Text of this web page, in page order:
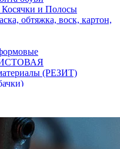
Косячки и Полосы
обтяжка, воск, картон,
(РЕЗИТ)